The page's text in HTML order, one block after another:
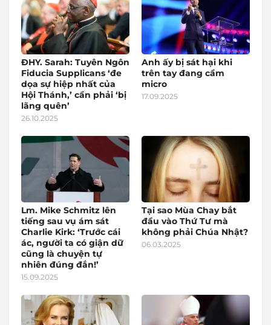
ĐHY. Sarah: Tuyên Ngôn
Fiducia Supplicans ‘đe
dọa sự hiệp nhất của
Hội Thánh,’ cần phải ‘bị
lãng quên’
26.10.2025
Anh ấy bị sát hại khi
trên tay đang cầm
micro
17.09.2025
Lm. Mike Schmitz lên
tiếng sau vụ ám sát
Charlie Kirk: ‘Trước cái
ác, người ta có giận dữ
cũng là chuyện tự
nhiên đúng đắn!’
15.09.2025
Tại sao Mùa Chay bắt
đầu vào Thứ Tư mà
không phải Chúa Nhật?
06.03.2025